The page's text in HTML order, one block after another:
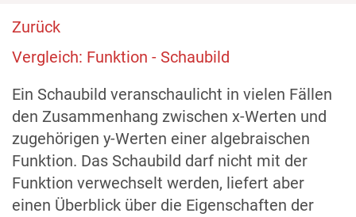
Zurück
Vergleich: Funktion - Schaubild
Ein Schaubild veranschaulicht in vielen Fällen
den Zusammenhang zwischen x-Werten und
zugehörigen y-Werten einer algebraischen
Funktion. Das Schaubild darf nicht mit der
Funktion verwechselt werden, liefert aber
einen Überblick über die Eigenschaften der